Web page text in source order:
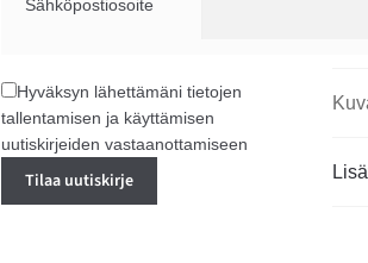
Sähköpostiosoite
Hyväksyn lähettämäni tietojen
tallentamisen ja käyttämisen
uutiskirjeiden vastaanottamiseen